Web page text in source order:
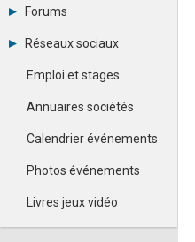
Forums
Tous les forums
Se connecter
Contacter un modérateur
Réseaux sociaux
Dailymotion
Facebook
Google+
Pinterest
Youtube
Emploi et stages
Annuaires sociétés
Calendrier événements
Photos événements
Livres jeux vidéo